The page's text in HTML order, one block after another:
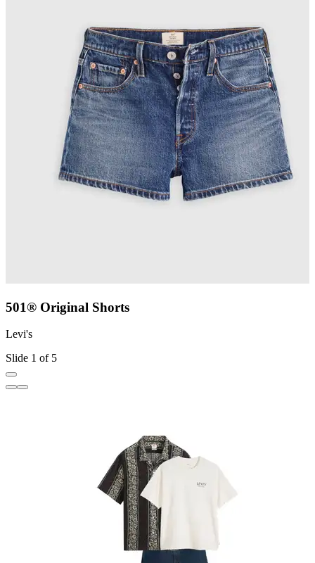
501® Original Shorts
Levi's
Slide 1 of 5